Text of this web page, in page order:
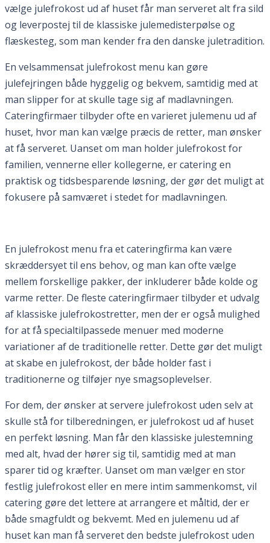
vælge julefrokost ud af huset får man serveret alt fra sild
og leverpostej til de klassiske julemedisterpølse og
flæskesteg, som man kender fra den danske juletradition.
En velsammensat julefrokost menu kan gøre
julefejringen både hyggelig og bekvem, samtidig med at
man slipper for at skulle tage sig af madlavningen.
Cateringfirmaer tilbyder ofte en varieret julemenu ud af
huset, hvor man kan vælge præcis de retter, man ønsker
at få serveret. Uanset om man holder julefrokost for
familien, vennerne eller kollegerne, er catering en
praktisk og tidsbesparende løsning, der gør det muligt at
fokusere på samværet i stedet for madlavningen.
En julefrokost menu fra et cateringfirma kan være
skræddersyet til ens behov, og man kan ofte vælge
mellem forskellige pakker, der inkluderer både kolde og
varme retter. De fleste cateringfirmaer tilbyder et udvalg
af klassiske julefrokostretter, men der er også mulighed
for at få specialtilpassede menuer med moderne
variationer af de traditionelle retter. Dette gør det muligt
at skabe en julefrokost, der både holder fast i
traditionerne og tilføjer nye smagsoplevelser.
For dem, der ønsker at servere julefrokost uden selv at
skulle stå for tilberedningen, er julefrokost ud af huset
en perfekt løsning. Man får den klassiske julestemning
med alt, hvad der hører sig til, samtidig med at man
sparer tid og kræfter. Uanset om man vælger en stor
festlig julefrokost eller en mere intim sammenkomst, vil
catering gøre det lettere at arrangere et måltid, der er
både smagfuldt og bekvemt. Med en julemenu ud af
huset kan man få serveret den bedste julefrokost uden